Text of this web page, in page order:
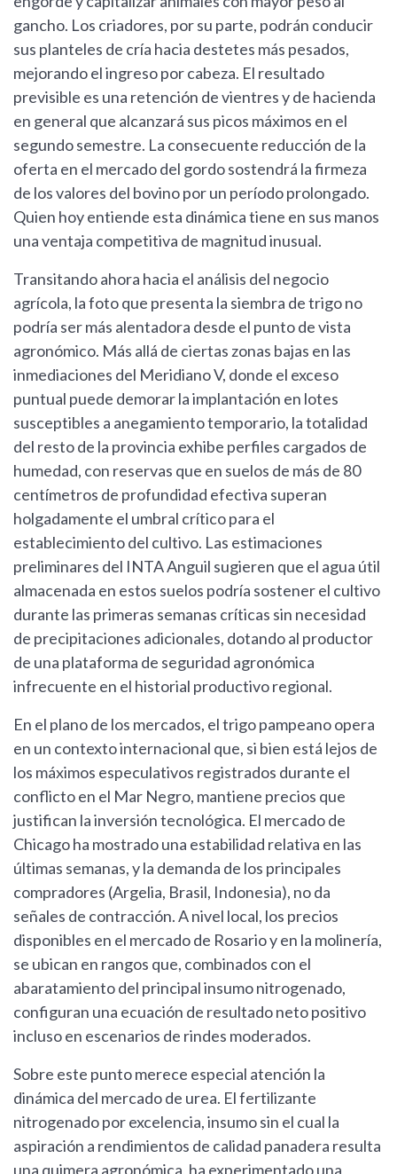
gancho. Los criadores, por su parte, podrán conducir
sus planteles de cría hacia destetes más pesados,
mejorando el ingreso por cabeza. El resultado
previsible es una retención de vientres y de hacienda
en general que alcanzará sus picos máximos en el
segundo semestre. La consecuente reducción de la
oferta en el mercado del gordo sostendrá la firmeza
de los valores del bovino por un período prolongado.
Quien hoy entiende esta dinámica tiene en sus manos
una ventaja competitiva de magnitud inusual.
Transitando ahora hacia el análisis del negocio
agrícola, la foto que presenta la siembra de trigo no
podría ser más alentadora desde el punto de vista
agronómico. Más allá de ciertas zonas bajas en las
inmediaciones del Meridiano V, donde el exceso
puntual puede demorar la implantación en lotes
susceptibles a anegamiento temporario, la totalidad
del resto de la provincia exhibe perfiles cargados de
humedad, con reservas que en suelos de más de 80
centímetros de profundidad efectiva superan
holgadamente el umbral crítico para el
establecimiento del cultivo. Las estimaciones
preliminares del INTA Anguil sugieren que el agua útil
almacenada en estos suelos podría sostener el cultivo
durante las primeras semanas críticas sin necesidad
de precipitaciones adicionales, dotando al productor
de una plataforma de seguridad agronómica
infrecuente en el historial productivo regional.
En el plano de los mercados, el trigo pampeano opera
en un contexto internacional que, si bien está lejos de
los máximos especulativos registrados durante el
conflicto en el Mar Negro, mantiene precios que
justifican la inversión tecnológica. El mercado de
Chicago ha mostrado una estabilidad relativa en las
últimas semanas, y la demanda de los principales
compradores (Argelia, Brasil, Indonesia), no da
señales de contracción. A nivel local, los precios
disponibles en el mercado de Rosario y en la molinería,
se ubican en rangos que, combinados con el
abaratamiento del principal insumo nitrogenado,
configuran una ecuación de resultado neto positivo
incluso en escenarios de rindes moderados.
Sobre este punto merece especial atención la
dinámica del mercado de urea. El fertilizante
nitrogenado por excelencia, insumo sin el cual la
aspiración a rendimientos de calidad panadera resulta
una quimera agronómica, ha experimentado una